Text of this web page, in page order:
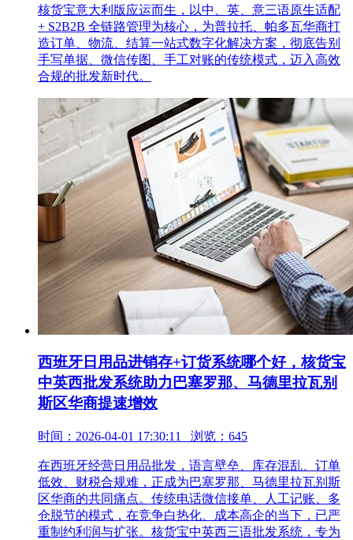
核货宝意大利版应运而生，以中、英、意三语原生适配
+ S2B2B 全链路管理为核心，为普拉托、帕多瓦华商打
造订单、物流、结算一站式数字化解决方案，彻底告别
手写单据、微信传图、手工对账的传统模式，迈入高效
合规的批发新时代。
西班牙日用品进销存+订货系统哪个好，核货宝
中英西批发系统助力巴塞罗那、马德里拉瓦别
斯区华商提速增效
时间：2026-04-01 17:30:11 浏览：645
在西班牙经营日用品批发，语言壁垒、库存混乱、订单
低效、财税合规难，正成为巴塞罗那、马德里拉瓦别斯
区华商的共同痛点。传统电话微信接单、人工记账、多
仓脱节的模式，在竞争白热化、成本高企的当下，已严
重制约利润与扩张。核货宝中英西三语批发系统，专为